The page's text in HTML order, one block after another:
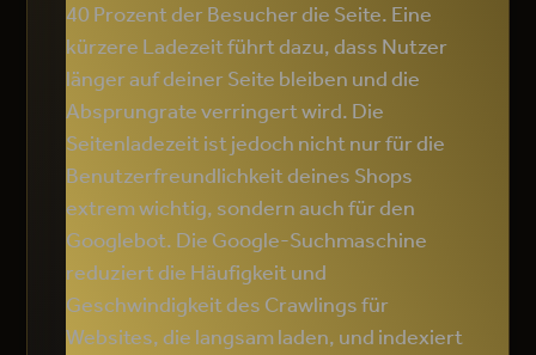
40 Prozent der Besucher die Seite. Eine
kürzere Ladezeit führt dazu, dass Nutzer
länger auf deiner Seite bleiben und die
Absprungrate verringert wird. Die
Seitenladezeit ist jedoch nicht nur für die
Benutzerfreundlichkeit deines Shops
extrem wichtig, sondern auch für den
Googlebot. Die Google-Suchmaschine
reduziert die Häufigkeit und
Geschwindigkeit des Crawlings für
Websites, die langsam laden, und indexiert